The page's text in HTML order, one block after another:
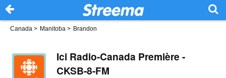
Canada > Manitoba > Brandon
Ici Radio-Canada Première -
CKSB-8-FM